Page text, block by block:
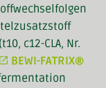
c12-CLA, Nr.
BEWI-FATRIX®